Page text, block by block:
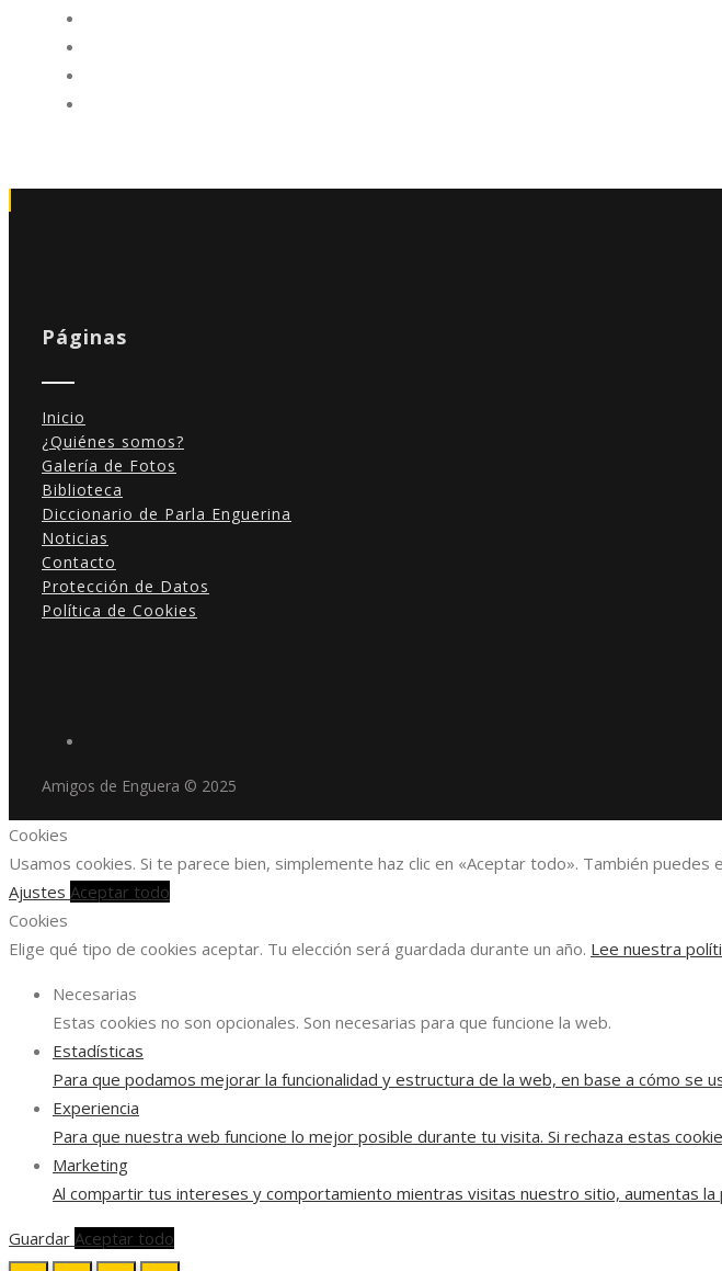
Páginas
Inicio
¿Quiénes somos?
Galería de Fotos
Biblioteca
Diccionario de Parla Enguerina
Noticias
Contacto
Protección de Datos
Política de Cookies
Amigos de Enguera © 2025
Cookies
Usamos cookies. Si te parece bien, simplemente haz clic en «Aceptar todo». También
Ajustes Aceptar todo
Cookies
Elige qué tipo de cookies aceptar. Tu elección será guardada durante un año. Lee nuestra
Necesarias
Estas cookies no son opcionales. Son necesarias para que funcione la web.
Estadísticas
Para que podamos mejorar la funcionalidad y estructura de la web, en base a cómo se
Experiencia
Para que nuestra web funcione lo mejor posible durante tu visita. Si rechaza estas
Marketing
Al compartir tus intereses y comportamiento mientras visitas nuestro sitio, aumentas
Guardar Aceptar todo